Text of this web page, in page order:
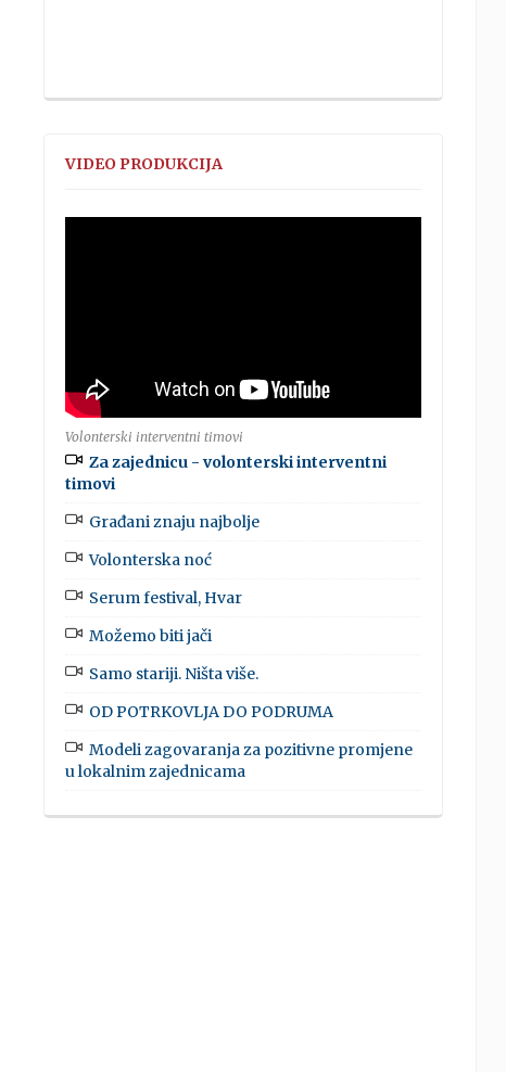
VIDEO PRODUKCIJA
Volonterski interventni timovi
Za zajednicu - volonterski interventni
timovi
Građani znaju najbolje
Volonterska noć
Serum festival, Hvar
Možemo biti jači
Samo stariji. Ništa više.
OD POTRKOVLJA DO PODRUMA
Modeli zagovaranja za pozitivne promjene
u lokalnim zajednicama